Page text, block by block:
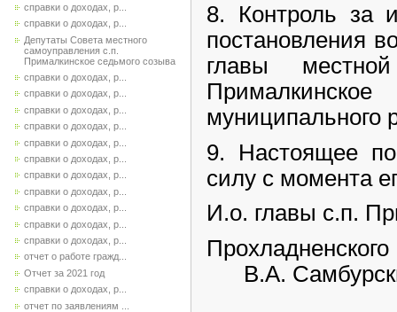
справки о доходах, р...
справки о доходах, р...
Депутаты Совета местного
самоуправления с.п.
Прималкинское седьмого созыва
справки о доходах, р...
справки о доходах, р...
справки о доходах, р...
справки о доходах, р...
справки о доходах, р...
справки о доходах, р...
справки о доходах, р...
справки о доходах, р...
справки о доходах, р...
справки о доходах, р...
справки о доходах, р...
отчет о работе гражд...
Отчет за 2021 год
справки о доходах, р...
отчет по заявлениям ...
8. Контроль за
постановления
главы
муниципального
9. Настоящее
силу с момента
И.о. главы с.п.
В.А.